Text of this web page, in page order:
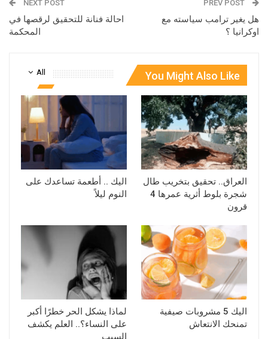
هل يغير ترامب سياسته مع
اوكرانيا ؟
NEXT POST
احالة فنانة للتحقيق لرقصها في
المحكمة
All You Might Also Like
العراق.. تحقيق بتخريب طال
شجرة بلوط أثرية عمرها 4
قرون
اليك .. أطعمة تساعدك على
النوم ليلاً
اليك 5 مشروبات صيفية
تمنحك الانتعاش
لماذا يشكل الحر خطرًا أكبر
على النساء؟.. العلم يكشف
السبب